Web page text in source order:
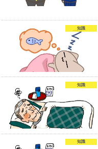
知識
知識
知識